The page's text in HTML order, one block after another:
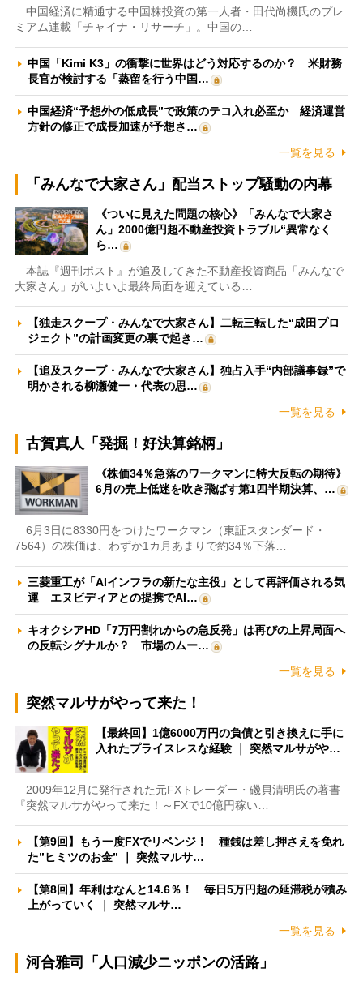
中国経済に精通する中国株投資の第一人者・田代尚機氏のプレ
ミアム連載「チャイナ・リサーチ」。中国の…
中国「Kimi K3」の衝撃に世界はどう対応するのか？ 米財務
長官が検討する「蒸留を行う中国…
中国経済“予想外の低成長”で政策のテコ入れ必至か 経済運営
方針の修正で成長加速が予想さ…
一覧を見る
「みんなで大家さん」配当ストップ騒動の内幕
《ついに見えた問題の核心》「みんなで大家さ
ん」2000億円超不動産投資トラブル“異常なく
ら…
本誌『週刊ポスト』が追及してきた不動産投資商品「みんなで
大家さん」がいよいよ最終局面を迎えている…
【独走スクープ・みんなで大家さん】二転三転した“成田プロ
ジェクト”の計画変更の裏で起き…
【追及スクープ・みんなで大家さん】独占入手“内部議事録”で
明かされる柳瀬健一・代表の思…
一覧を見る
古賀真人「発掘！好決算銘柄」
《株価34％急落のワークマンに特大反転の期待》
6月の売上低迷を吹き飛ばす第1四半期決算、…
6月3日に8330円をつけたワークマン（東証スタンダード・
7564）の株価は、わずか1カ月あまりで約34％下落…
三菱重工が「AIインフラの新たな主役」として再評価される気
運 エヌビディアとの提携でAI…
キオクシアHD「7万円割れからの急反発」は再びの上昇局面へ
の反転シグナルか？ 市場のムー…
一覧を見る
突然マルサがやって来た！
【最終回】1億6000万円の負債と引き換えに手に
入れたプライスレスな経験 ｜ 突然マルサがや…
2009年12月に発行された元FXトレーダー・磯貝清明氏の著書
『突然マルサがやって来た！～FXで10億円稼い…
【第9回】もう一度FXでリベンジ！ 種銭は差し押さえを免れ
た”ヒミツのお金” ｜ 突然マルサ…
【第8回】年利はなんと14.6％！ 毎日5万円超の延滞税が積み
上がっていく ｜ 突然マルサ…
一覧を見る
河合雅司「人口減少ニッポンの活路」